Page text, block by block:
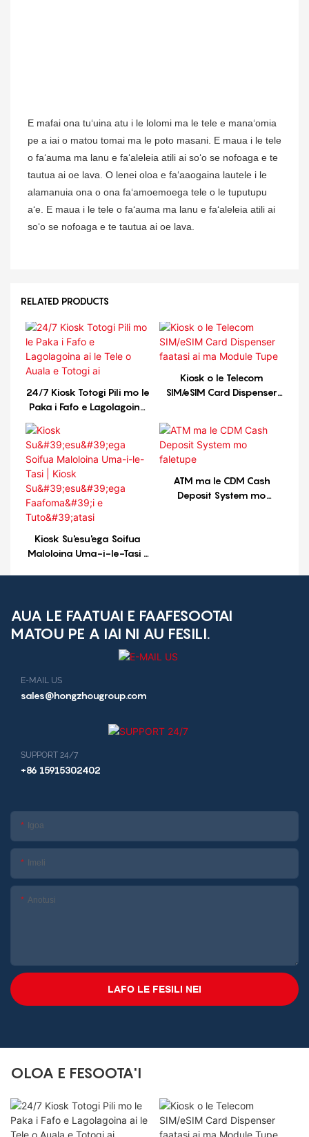
E mafai ona tuʻuina atu i le lolomi ma le tele e manaʻomia
pe a iai o matou tomai ma le poto masani. E maua i le tele
o faʻauma ma lanu e faʻaleleia atili ai soʻo se nofoaga e te
tautua ai oe lava. O lenei oloa e faʻaaogaina lautele i le
alamanuia ona o ona faʻamoemoega tele o le tuputupu
aʻe. E maua i le tele o faʻauma ma lanu e faʻaleleia atili ai
soʻo se nofoaga e te tautua ai oe lava.
RELATED PRODUCTS
24/7 Kiosk Totogi Pili mo le
Paka i Fafo e Lagolagoina
ai le Tele o Auala e Totogi
Kiosk o le Telecom
SIM/eSIM Card Dispenser
Kiosk Su'esu'ega Soifua
Maloloina Uma-i-le-Tasi |
ATM ma le CDM Cash
Deposit System mo
AUA LE FAATUAI E FAAFESOOTAI
MATOU PE A IAI NI AU FESILI.
E-MAIL US
sales@hongzhougroup.com
SUPPORT 24/7
+86 15915302402
Igoa
Imeli
Anotusi
LAFO LE FESILI NEI
OLOA E FESOOTA'I